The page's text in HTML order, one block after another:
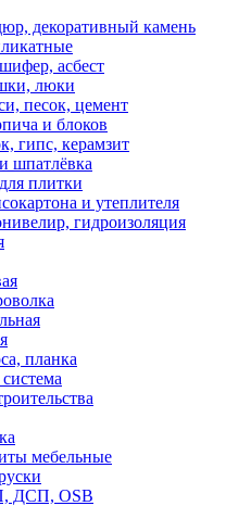
декоративный камень
асбест
люки
песок, цемент
и блоков
гипс, керамзит
шпатлёвка
плитки
и утеплителя
гидроизоляция
планка
мебельные
ДСП, OSB